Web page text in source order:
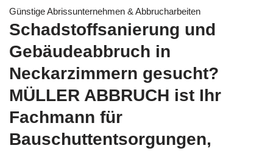
Günstige Abrissunternehmen & Abbrucharbeiten
Schadstoffsanierung und
Gebäudeabbruch in
Neckarzimmern gesucht?
MÜLLER ABBRUCH ist Ihr
Fachmann für
Bauschuttentsorgungen,